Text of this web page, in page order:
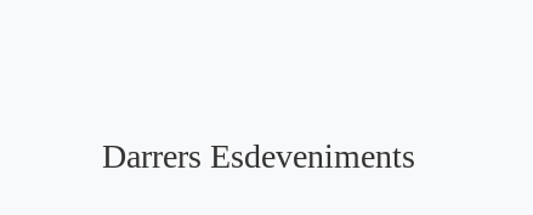
Darrers Esdeveniments